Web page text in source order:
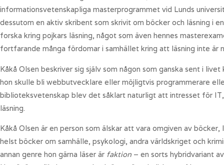
informationsvetenskapliga masterprogrammet vid Lunds
dessutom en aktiv skribent som skrivit om böcker och läsning i
forska kring pojkars läsning, något som även hennes
fortfarande många fördomar i samhället kring att läsning inte är
Kåkå Olsen beskriver sig själv som någon som ganska sent i
hon skulle bli webbutvecklare eller möjligtvis programmerare
biblioteksvetenskap blev det såklart naturligt att intresset för
läsning.
Kåkå Olsen är en person som älskar att vara omgiven av
helst böcker om samhälle, psykologi, andra världskriget och
annan genre hon gärna läser är faktion – en sorts hybridvariant